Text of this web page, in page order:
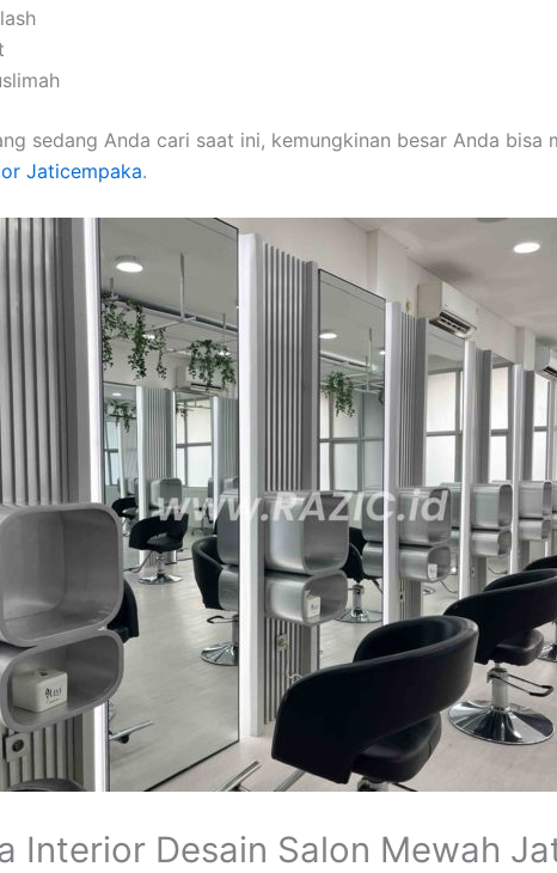
sedang Anda cari saat ini, kemungkinan besar Anda bisa
Jaticempaka.
Interior Desain Salon Mewah